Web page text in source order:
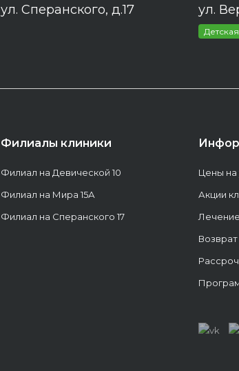
ул. Сперанского, д.17 ул.
Филиалы клиники
Филиал на Девической 10
Филиал на Мира 15А
Филиал на Сперанского 17
Цены на
Акции
Возврат